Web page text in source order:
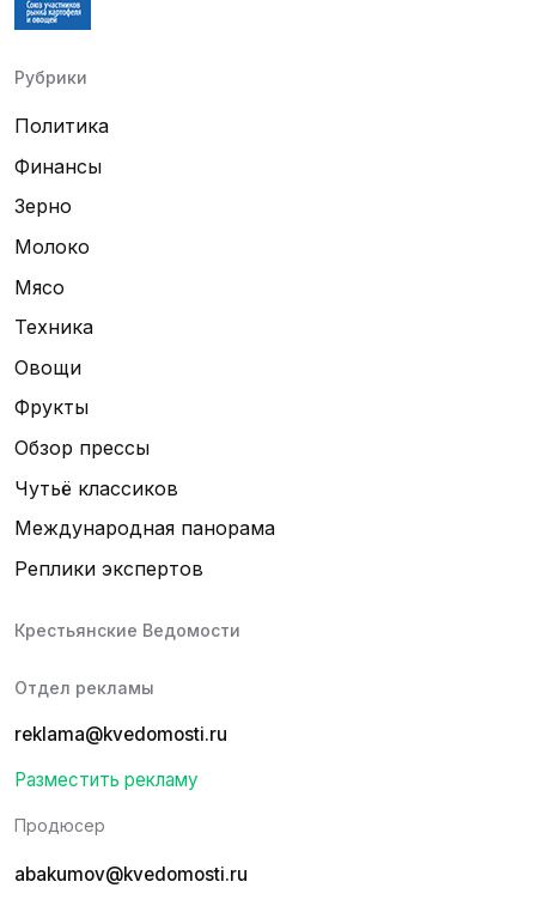
Рубрики
Политика
Финансы
Зерно
Молоко
Мясо
Техника
Овощи
Фрукты
Обзор прессы
Чутьё классиков
Международная панорама
Реплики экспертов
Крестьянские Ведомости
Отдел рекламы
reklama@kvedomosti.ru
Разместить рекламу
Продюсер
abakumov@kvedomosti.ru